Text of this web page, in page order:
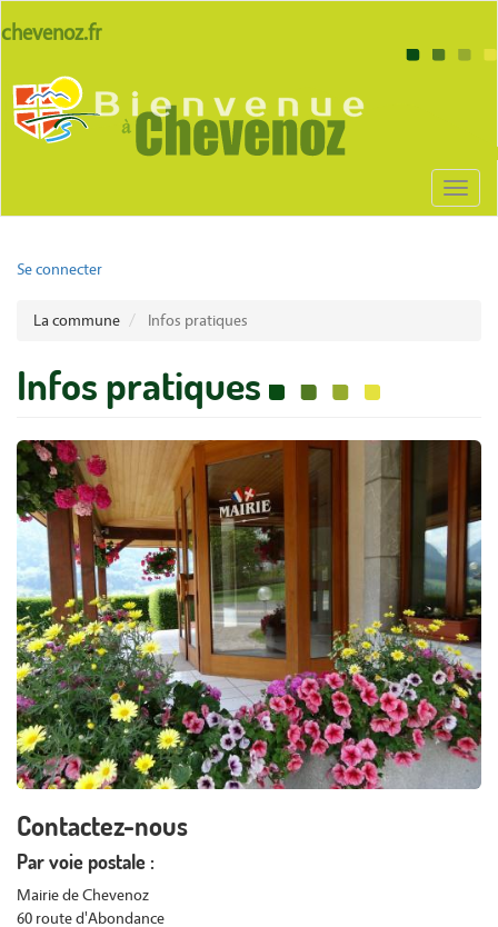
au
principal
lien
chevenoz
chevenoz.fr
Toggle
User
menu
Se connecter
La commune Infos pratiques
Infos pratiques
Contactez-nous
Par voie postale :
Mairie de Chevenoz
60 route d'Abondance